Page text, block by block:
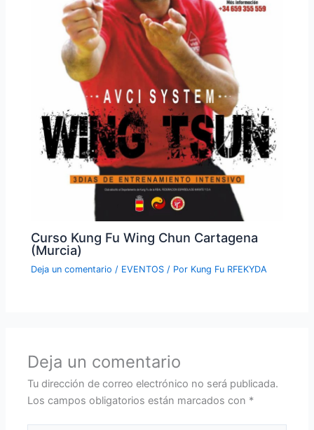
Curso Kung Fu Wing Chun Cartagena
(Murcia)
Deja un comentario / EVENTOS / Por Kung Fu RFEKYDA
Deja un comentario
Tu dirección de correo electrónico no será publicada.
Los campos obligatorios están marcados con *